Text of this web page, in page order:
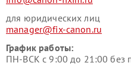
для юридических лиц
manager@fix-canon.ru
График работы:
ПН-ВСК с 9:00 до 21:00 без